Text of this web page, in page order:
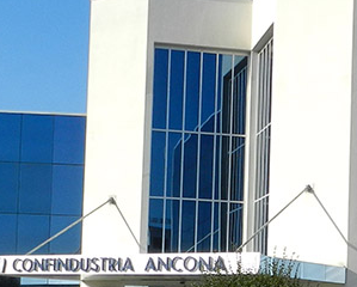
Finanza agevolata
“PMI, Industria e
30 Luglio 2026
Leggi →